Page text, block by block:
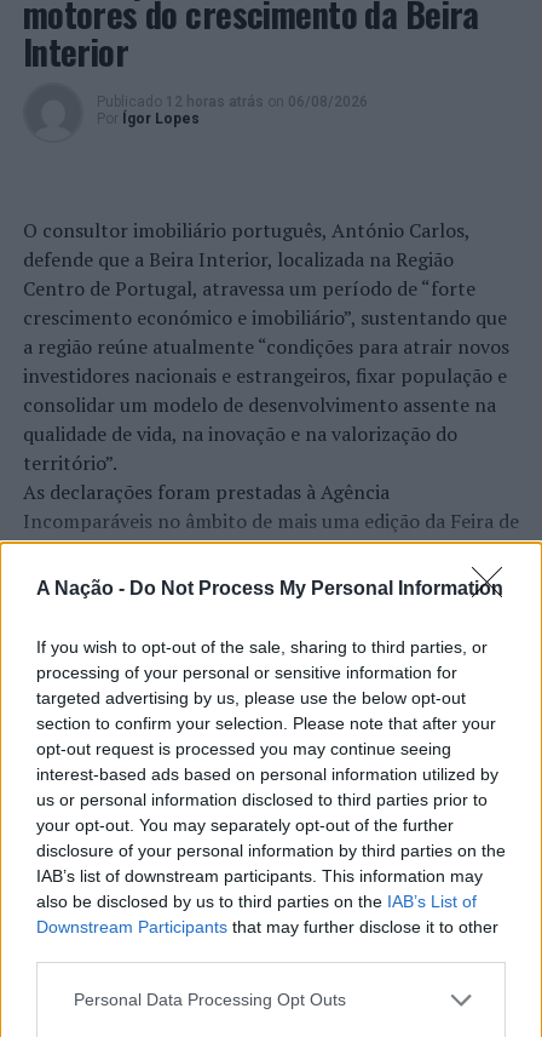
A Nação - Do Not Process My Personal Information
If you wish to opt-out of the sale, sharing to third parties, or
processing of your personal or sensitive information for
targeted advertising by us, please use the below opt-out
section to confirm your selection. Please note that after your
opt-out request is processed you may continue seeing
interest-based ads based on personal information utilized by
us or personal information disclosed to third parties prior to
your opt-out. You may separately opt-out of the further
disclosure of your personal information by third parties on the
IAB’s list of downstream participants. This information may
also be disclosed by us to third parties on the IAB’s List of
Downstream Participants that may further disclose it to other
Personal Data Processing Opt Outs
motores do crescimento da Beira
Interior
Publicado 12 horas atrás on 06/08/2026
Por
Ígor Lopes
O consultor imobiliário português, António Carlos,
defende que a Beira Interior, localizada na Região
Centro de Portugal, atravessa um período de “forte
crescimento económico e imobiliário”, sustentando que
a região reúne atualmente “condições para atrair novos
investidores nacionais e estrangeiros, fixar população e
consolidar um modelo de desenvolvimento assente na
qualidade de vida, na inovação e na valorização do
território”.
As declarações foram prestadas à Agência
Incomparáveis no âmbito de mais uma edição da Feira de
São Tiago, que decorreu entre os dias 16 e 26 de julho,
na Covilhã, sendo considerada um dos mais antigos
e realizada anualmente na “Cidade Neve”, a feira conjuga
tradição, atividade económica, comércio, gastronomia,
animação cultural e divulgação empresarial,
constituindo um dos principais momentos de promoção
do município e da Beira Interior.
Para António Carlos, o crescimento alcançado ao longo
dos últimos anos representa o cumprimento dos
objetivos que traçou quando iniciou o seu percurso no
setor imobiliário. O empresário considera que o
reconhecimento conquistado resulta da proximidade
locais e projetos de desenvolvimento regional. Segundo
CONTINUAR A LER
ATUALIDADE
Rio de Janeiro: Governo do Estado
propõe parceria com a FUNCEX para
“reforçar inteligência sobre
comércio exterior”